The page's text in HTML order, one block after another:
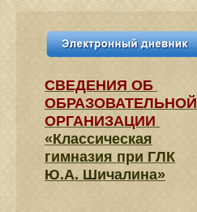
СВЕДЕНИЯ​ ОБ
ОБРАЗОВАТЕЛЬНОЙ
ОРГАНИЗАЦИИ
«Классическая
гимназия при ГЛК
Ю.А. Шичалина»